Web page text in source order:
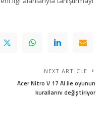
NEXT ARTICLE
Acer Nitro V 17 AI ile oyunun
kurallarını değiştiriyor